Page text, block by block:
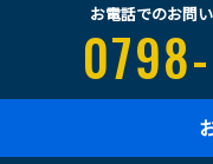
お電話でのお問